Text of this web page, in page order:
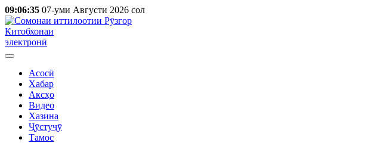
09:06:35 07-уми Августи 2026 сол
Китобхонаи
электронӣ
Асосӣ
Хабар
Аксҳо
Видео
Хазина
Ҷӯстуҷӯ
Тамос